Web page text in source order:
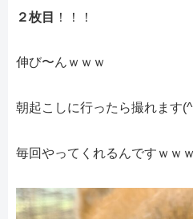
２枚目 ！！！
伸び〜んｗｗｗ
朝起こしに行ったら撮れます
毎回やってくれるんですｗｗｗ